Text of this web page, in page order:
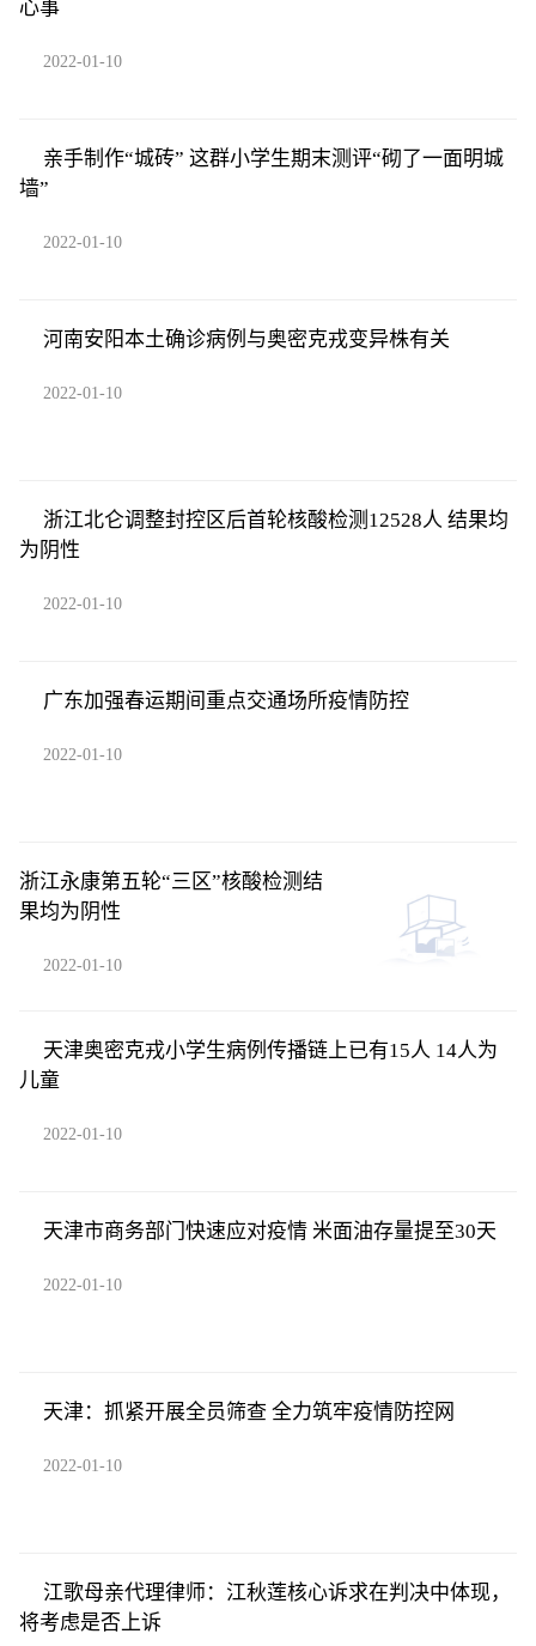
心事
2022-01-10
亲手制作“城砖” 这群小学生期末测评“砌了一面明城
墙”
2022-01-10
河南安阳本土确诊病例与奥密克戎变异株有关
2022-01-10
浙江北仑调整封控区后首轮核酸检测12528人 结果均
为阴性
2022-01-10
广东加强春运期间重点交通场所疫情防控
2022-01-10
浙江永康第五轮“三区”核酸检测结
果均为阴性
2022-01-10
天津奥密克戎小学生病例传播链上已有15人 14人为
儿童
2022-01-10
天津市商务部门快速应对疫情 米面油存量提至30天
2022-01-10
天津：抓紧开展全员筛查 全力筑牢疫情防控网
2022-01-10
江歌母亲代理律师：江秋莲核心诉求在判决中体现，
将考虑是否上诉